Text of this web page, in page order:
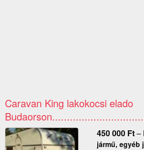
Caravan King lakokocsi elado
450 000 Ft–
jármű, egyéb